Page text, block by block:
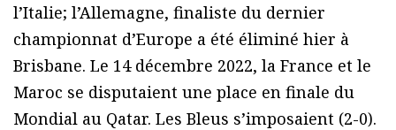
l’Italie; l’Allemagne, finaliste du dernier
championnat d’Europe a été éliminé hier à
Brisbane. Le 14 décembre 2022, la France et le
Maroc se disputaient une place en finale du
Mondial au Qatar. Les Bleus s’imposaient (2-0).